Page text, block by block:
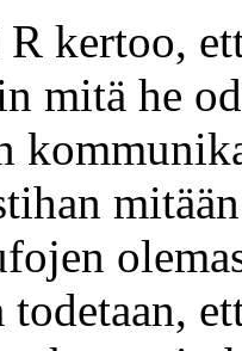
kertoo,
mitä he
todetaan,